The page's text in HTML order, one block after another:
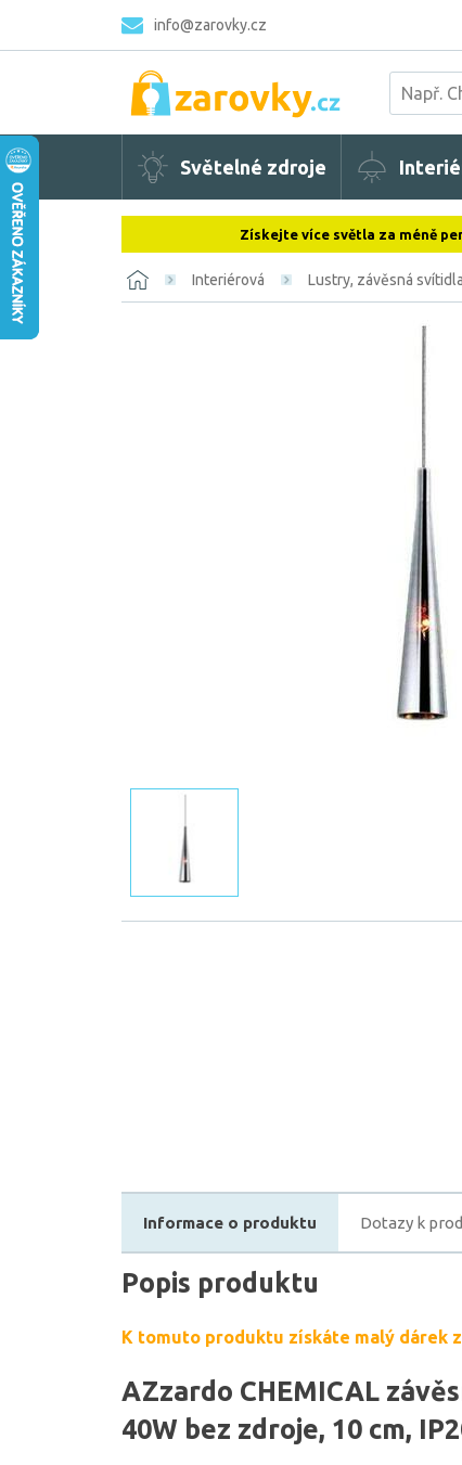
info@zarovky.cz
Světelné zdroje
Získejte více světla za méně
Interiérová Lustry, závěsná svítidla
Informace o produktu Dotazy k
Popis produktu
K tomuto produktu získáte malý dárek
AZzardo CHEMICAL
40W bez zdroje, 10 cm,